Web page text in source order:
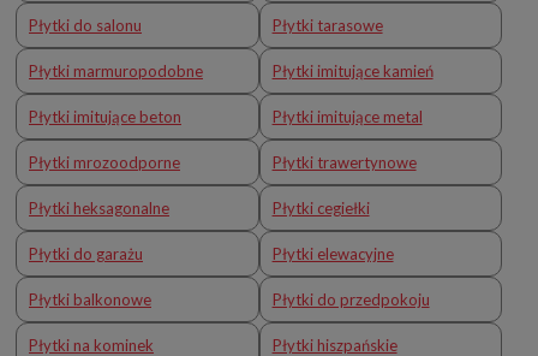
Płytki do salonu Płytki tarasowe
Płytki marmuropodobne Płytki imitujące kamień
Płytki imitujące beton Płytki imitujące metal
Płytki mrozoodporne Płytki trawertynowe
Płytki heksagonalne Płytki cegiełki
Płytki do garażu Płytki elewacyjne
Płytki balkonowe Płytki do przedpokoju
Płytki na kominek Płytki hiszpańskie